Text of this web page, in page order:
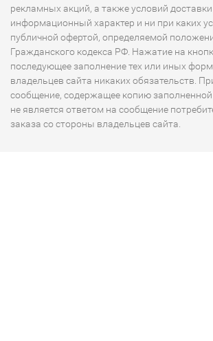
рекламных акций, а также условий
информационный характер и ни при каких
публичной офертой, определяемой
Гражданского кодекса РФ. Нажатие на
последующее заполнение тех или иных
владельцев сайта никаких обязательств.
сообщение, содержащее копию
не является ответом на сообщение
заказа со стороны владельцев сайта.